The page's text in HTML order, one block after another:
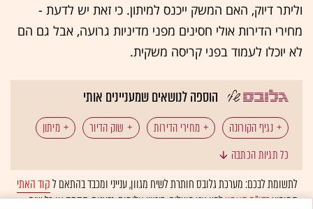
וליתר דיוק, האם המשק ייכנס למיתון. כי זאת יש לדעת -
מחירי הדירות אולי חסינים מפני מדיניות גרועה, אבל גם הם
לא יוכלו לעמוד בפני קריסה משקית.
הוספה לנושאים שמעניינים אותי
נגיף הקורונה מחירי הדירות שוק הדיור
מיתון
כל תגיות הכתבה
לתשומת לבכם: מערכת גלובס חותרת לשיח מגוון, ענייני ומכבד בהתאם לקוד האתי
המופיעבדו"ח האמוןלפיו אנו פועלים. ביטויי אלימות, גזענות, הסתה או כל שיח